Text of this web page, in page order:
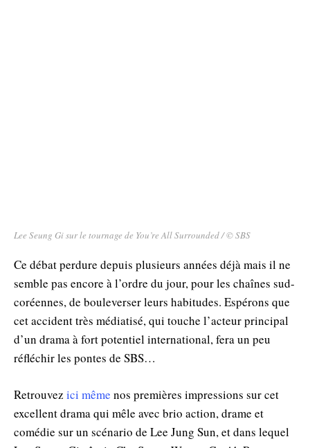
Lee Seung Gi sur le tournage de You’re All Surrounded / © SBS
Ce débat perdure depuis plusieurs années déjà mais il ne
semble pas encore à l’ordre du jour, pour les chaînes sud-
coréennes, de bouleverser leurs habitudes. Espérons que
cet accident très médiatisé, qui touche l’acteur principal
d’un drama à fort potentiel international, fera un peu
réfléchir les pontes de SBS…
Retrouvez ici même nos premières impressions sur cet
excellent drama qui mêle avec brio action, drame et
comédie sur un scénario de Lee Jung Sun, et dans lequel